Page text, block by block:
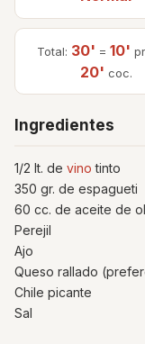
Total: 30' = 10'
20' coc.
Ingredientes
1/2 lt. de vino tinto
350 gr. de espagueti
60 cc. de aceite de
Perejil
Ajo
Queso rallado
Chile picante
Sal